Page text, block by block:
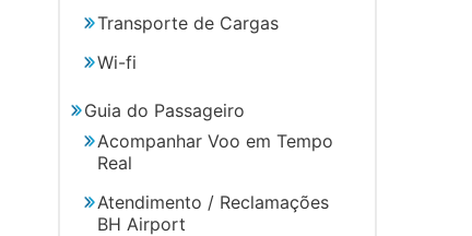
Transporte de Cargas
Wi-fi
Guia do Passageiro
Acompanhar Voo em Tempo
Real
Atendimento / Reclamações
BH Airport